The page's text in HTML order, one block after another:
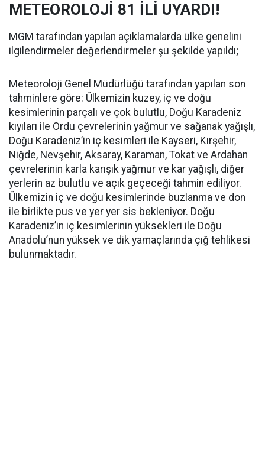
METEOROLOJİ 81 İLİ UYARDI!
MGM tarafından yapılan açıklamalarda ülke genelini
ilgilendirmeler değerlendirmeler şu şekilde yapıldı;
Meteoroloji Genel Müdürlüğü tarafından yapılan son
tahminlere göre: Ülkemizin kuzey, iç ve doğu
kesimlerinin parçalı ve çok bulutlu, Doğu Karadeniz
kıyıları ile Ordu çevrelerinin yağmur ve sağanak yağışlı,
Doğu Karadeniz’in iç kesimleri ile Kayseri, Kırşehir,
Niğde, Nevşehir, Aksaray, Karaman, Tokat ve Ardahan
çevrelerinin karla karışık yağmur ve kar yağışlı, diğer
yerlerin az bulutlu ve açık geçeceği tahmin ediliyor.
Ülkemizin iç ve doğu kesimlerinde buzlanma ve don
ile birlikte pus ve yer yer sis bekleniyor. Doğu
Karadeniz’in iç kesimlerinin yüksekleri ile Doğu
Anadolu’nun yüksek ve dik yamaçlarında çığ tehlikesi
bulunmaktadır.